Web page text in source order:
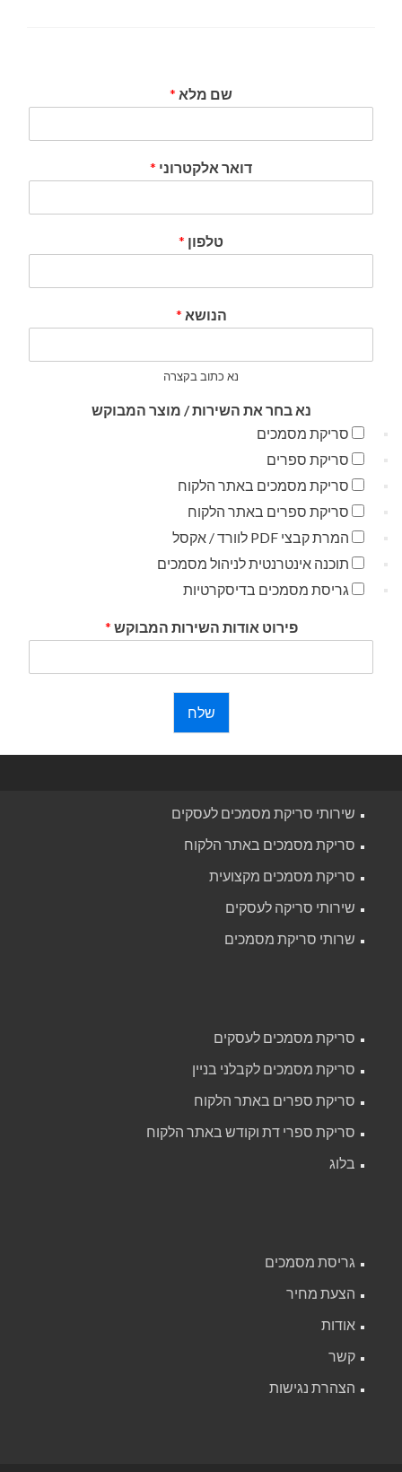
שם מלא *
דואר אלקטרוני *
טלפון *
הנושא *
נא כתוב בקצרה
נא בחר את השירות / מוצר המבוקש
סריקת מסמכים
סריקת ספרים
סריקת מסמכים באתר הלקוח
סריקת ספרים באתר הלקוח
המרת קבצי PDF לוורד / אקסל
תוכנה אינטרנטית לניהול מסמכים
גריסת מסמכים בדיסקרטיות
פירוט אודות השירות המבוקש *
שלח
שירותי סריקת מסמכים לעסקים
סריקת מסמכים באתר הלקוח
סריקת מסמכים מקצועית
שירותי סריקה לעסקים
שרותי סריקת מסמכים
סריקת מסמכים לעסקים
סריקת מסמכים לקבלני בניין
סריקת ספרים באתר הלקוח
סריקת ספרי דת וקודש באתר הלקוח
בלוג
גריסת מסמכים
הצעת מחיר
אודות
קשר
הצהרת נגישות